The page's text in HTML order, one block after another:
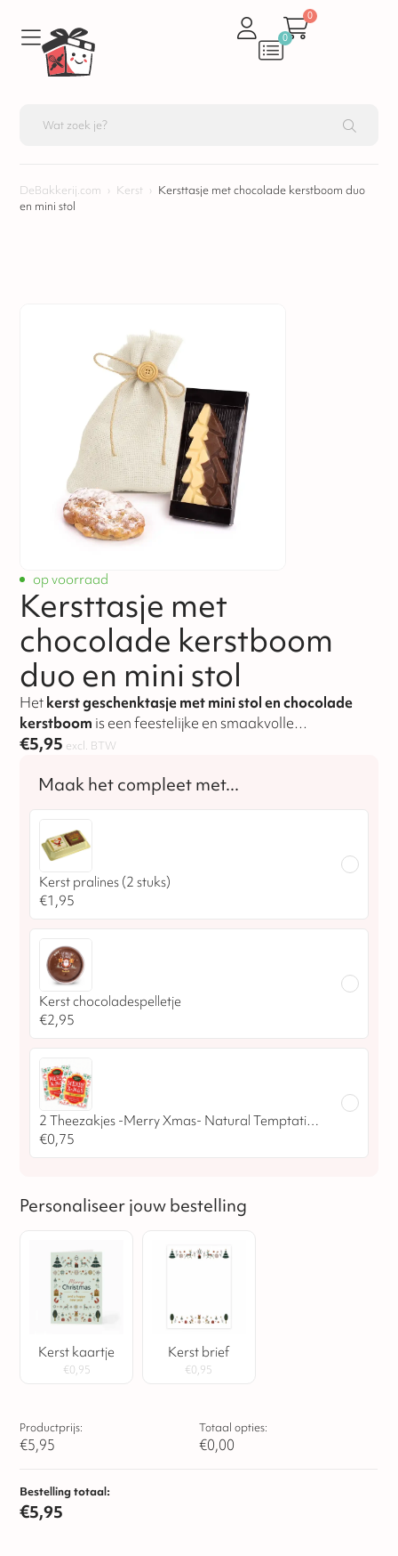
0
0
DeBakkerij.com › Kerst › Kersttasje met chocolade kerstboom duo
en mini stol
op voorraad
Kersttasje met
chocolade kerstboom
duo en mini stol
Het kerst geschenktasje met mini stol en chocolade
kerstboom is een feestelijke en smaakvolle
kerstattentie. Bevat een mini stol met amandelspijs en
chocolade.
€5,95 excl. BTW
Kerst pralines (2 stuks)
€1,95
Kerst chocoladespelletje
€2,95
2 Theezakjes -Merry Xmas- Natural Temptation
€0,75
Personaliseer jouw bestelling
Kerst kaartje
€0,95
Kerst brief
€0,95
Productprijs:
€5,95
Totaal opties:
€0,00
Bestelling totaal:
€5,95